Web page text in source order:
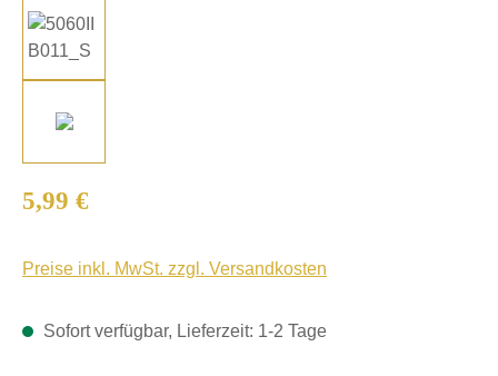
Regulärer Preis:
5,99 €
Preise inkl. MwSt. zzgl. Versandkosten
Sofort verfügbar, Lieferzeit: 1-2 Tage